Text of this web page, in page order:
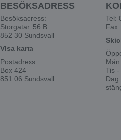
BESÖKSADRESS
Besöksadress:
Storgatan 56 B
852 30 Sundsvall
Visa karta
Postadress:
Box 424
851 06 Sundsvall
Tel:
Tis -
Dag